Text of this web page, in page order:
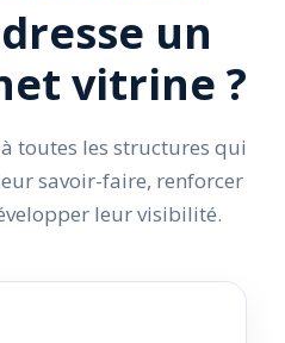
un
vitrine ?
toutes les structures qui
savoir-faire, renforcer
leur visibilité.